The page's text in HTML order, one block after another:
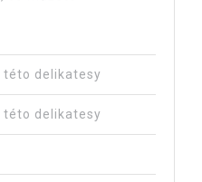
této delikatesy
této delikatesy